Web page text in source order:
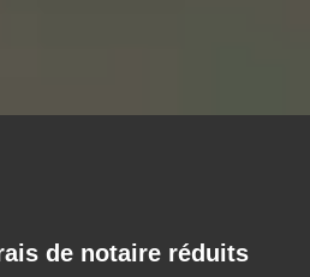
de notaire réduits